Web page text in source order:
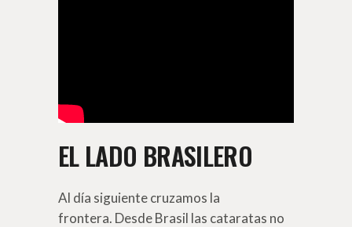
EL LADO BRASILERO
Al día siguiente cruzamos la
frontera. Desde Brasil las cataratas no